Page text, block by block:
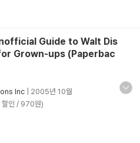
Guide to Walt Dis
Grown-ups (Paperbac
Inc
2005년 10월
할인 / 970원)